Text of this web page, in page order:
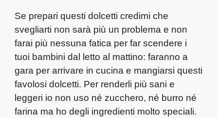
Se prepari questi dolcetti credimi che
svegliarti non sarà più un problema e non
farai più nessuna fatica per far scendere i
tuoi bambini dal letto al mattino: faranno a
gara per arrivare in cucina e mangiarsi questi
favolosi dolcetti. Per renderli più sani e
leggeri io non uso né zucchero, né burro né
farina ma ho degli ingredienti molto speciali.